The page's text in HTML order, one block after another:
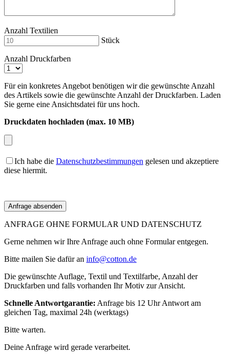
Anzahl Textilien
Stück
Anzahl Druckfarben
Für ein konkretes Angebot benötigen wir die gewünschte Anzahl
des Artikels sowie die gewünschte Anzahl der Druckfarben. Laden
Sie gerne eine Ansichtsdatei für uns hoch.
Druckdaten hochladen (max. 10 MB)
Ich habe die Datenschutzbestimmungen gelesen und akzeptiere
diese hiermit.
ANFRAGE OHNE FORMULAR UND DATENSCHUTZ
Gerne nehmen wir Ihre Anfrage auch ohne Formular entgegen.
Bitte mailen Sie dafür an info@cotton.de
Die gewünschte Auflage, Textil und Textilfarbe, Anzahl der
Druckfarben und falls vorhanden Ihr Motiv zur Ansicht.
Schnelle Antwortgarantie: Anfrage bis 12 Uhr Antwort am
gleichen Tag, maximal 24h (werktags)
Bitte warten.
Deine Anfrage wird gerade verarbeitet.